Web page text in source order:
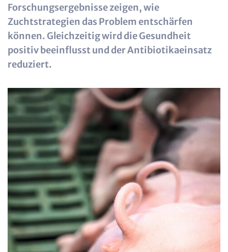
Forschungsergebnisse zeigen, wie
Zuchtstrategien das Problem entschärfen
können. Gleichzeitig wird die Gesundheit
positiv beeinflusst und der Antibiotikaeinsatz
reduziert.